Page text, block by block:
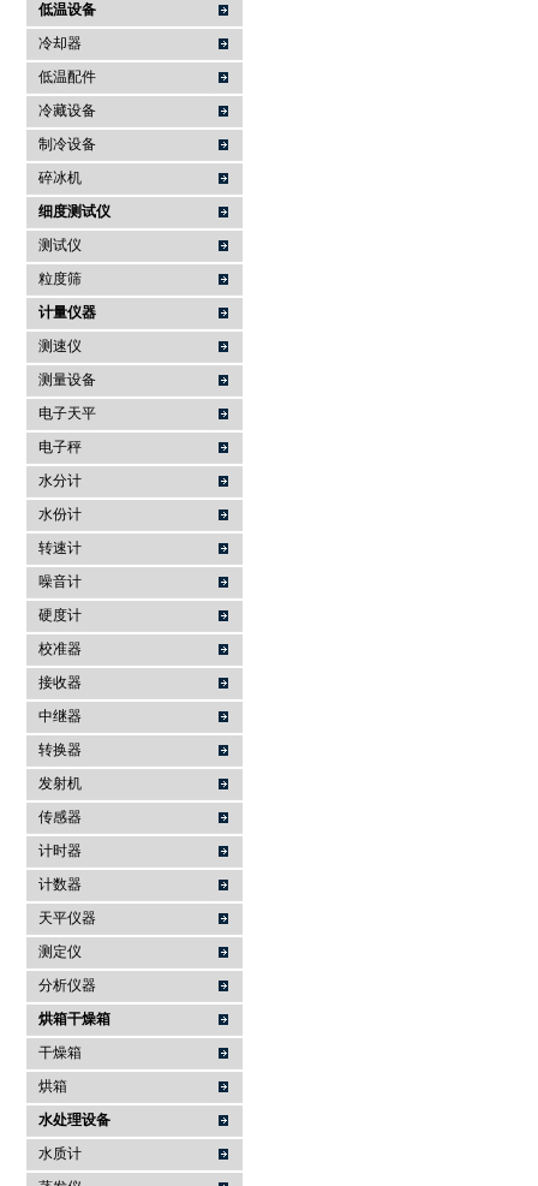
低温设备
冷却器
低温配件
冷藏设备
制冷设备
碎冰机
细度测试仪
测试仪
粒度筛
计量仪器
测速仪
测量设备
电子天平
电子秤
水分计
水份计
转速计
噪音计
硬度计
校准器
接收器
中继器
转换器
发射机
传感器
计时器
计数器
天平仪器
测定仪
分析仪器
烘箱干燥箱
干燥箱
烘箱
水处理设备
水质计